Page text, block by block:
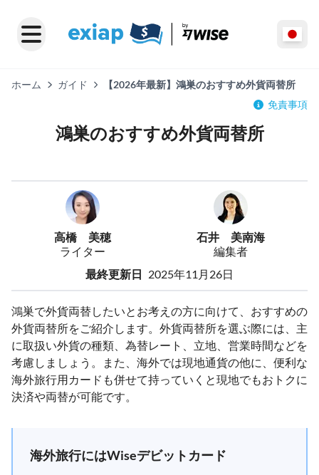
ホーム ガイド
【2026年最新】鴻巣のおすすめ外貨両替所
免責事項
鴻巣のおすすめ外貨両替所
高橋 美穂
ライター
石井 美南海
編集者
最終更新日 2025年11月26日
鴻巣で外貨両替したいとお考えの方に向けて、おすすめの
外貨両替所をご紹介します。外貨両替所を選ぶ際には、主
に取扱い外貨の種類、為替レート、立地、営業時間などを
考慮しましょう。また、海外では現地通貨の他に、便利な
海外旅行用カードも併せて持っていくと現地でもおトクに
決済や両替が可能です。
海外旅行にはWiseデビットカード